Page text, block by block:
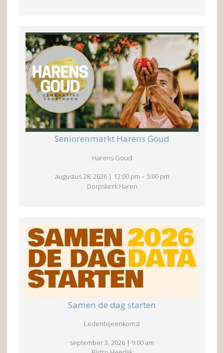
Seniorenmarkt Harens Goud
Harens Goud
augustus 28, 2026 | 12:00 pm – 5:00 pm
Dorpskerk Haren
Samen de dag starten
Ledenbijeenkomst
september 3, 2026 | 9:00 am